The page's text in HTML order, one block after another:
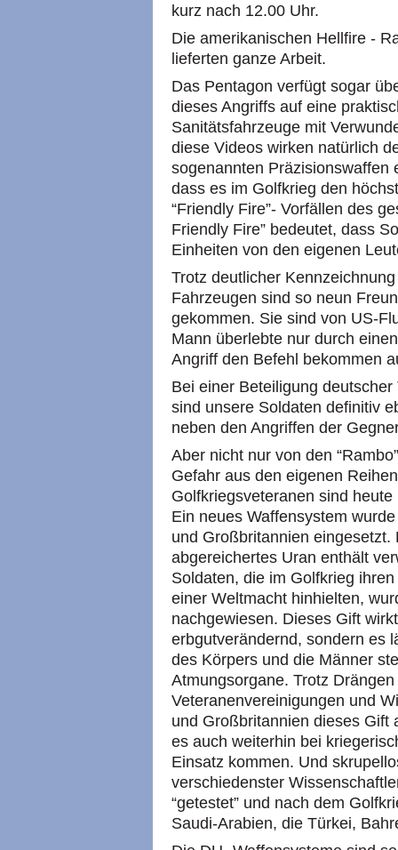
kurz nach 12.00 Uhr.
Die amerikanischen Hellfire -
lieferten ganze Arbeit.
Das Pentagon verfügt sogar
dieses Angriffs auf eine
Sanitätsfahrzeuge mit
diese Videos wirken natürlich
sogenannten Präzisionswaffen
dass es im Golfkrieg den
“Friendly Fire”- Vorfällen des
Friendly Fire” bedeutet, dass
Einheiten von den eigenen
Trotz deutlicher
Fahrzeugen sind so neun
gekommen. Sie sind von US-
Mann überlebte nur durch
Angriff den Befehl bekommen
Bei einer Beteiligung
sind unsere Soldaten definitiv
neben den Angriffen der
Aber nicht nur von den
Gefahr aus den eigenen
Golfkriegsveteranen sind
Ein neues Waffensystem
und Großbritannien
abgereichertes Uran enthält
Soldaten, die im Golfkrieg
einer Weltmacht hinhielten,
nachgewiesen. Dieses Gift
erbgutverändernd, sondern es
des Körpers und die Männer
Atmungsorgane. Trotz
Veteranenvereinigungen und
und Großbritannien dieses Gift
es auch weiterhin bei
Einsatz kommen. Und
verschiedenster
“getestet” und nach dem
Saudi-Arabien, die Türkei,